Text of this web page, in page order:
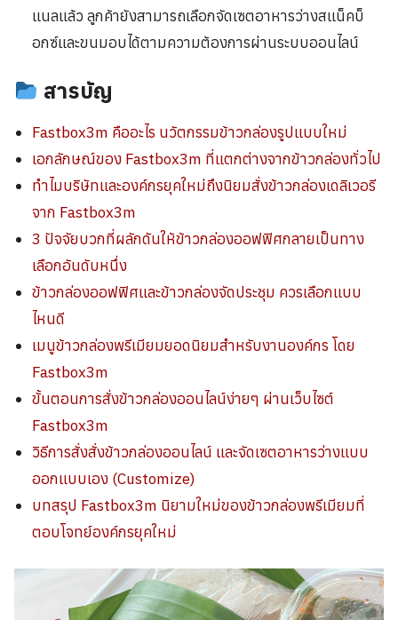
แนลแล้ว ลูกค้ายังสามารถเลือกจัดเซตอาหารว่างสแน็คบ็
อกซ์และขนมอบได้ตามความต้องการผ่านระบบออนไลน์
สารบัญ
Fastbox3m คืออะไร นวัตกรรมข้าวกล่องรูปแบบใหม่
เอกลักษณ์ของ Fastbox3m ที่แตกต่างจากข้าวกล่องทั่วไป
ทำไมบริษัทและองค์กรยุคใหม่ถึงนิยมสั่งข้าวกล่องเดลิเวอรี
จาก Fastbox3m
3 ปัจจัยบวกที่ผลักดันให้ข้าวกล่องออฟฟิศกลายเป็นทาง
เลือกอันดับหนึ่ง
ข้าวกล่องออฟฟิศและข้าวกล่องจัดประชุม ควรเลือกแบบ
ไหนดี
เมนูข้าวกล่องพรีเมียมยอดนิยมสำหรับงานองค์กร โดย
Fastbox3m
ขั้นตอนการสั่งข้าวกล่องออนไลน์ง่ายๆ ผ่านเว็บไซต์
Fastbox3m
วิธีการสั่งสั่งข้าวกล่องออนไลน์ และจัดเซตอาหารว่างแบบ
ออกแบบเอง (Customize)
บทสรุป Fastbox3m นิยามใหม่ของข้าวกล่องพรีเมียมที่
ตอบโจทย์องค์กรยุคใหม่